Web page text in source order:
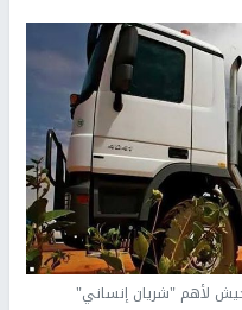
لأهم "شريان إنساني"